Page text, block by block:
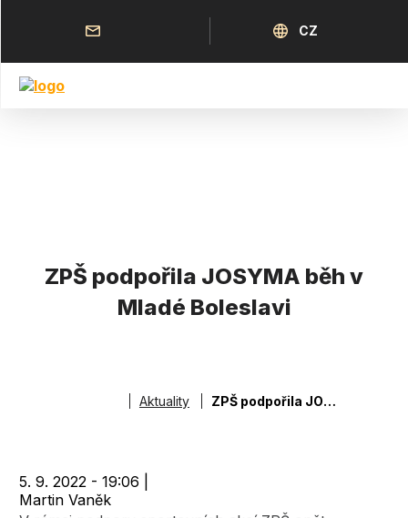
obsahu
Horní
menu
Jazyk
CZ
ZPŠ podpořila JOSYMA běh v
Mladé Boleslavi
DrobečkováAktuality ZPŠ podpořila JOSYMA běh v Mladé Boleslavi
5. 9. 2022 - 19:06
Martin Vaněk